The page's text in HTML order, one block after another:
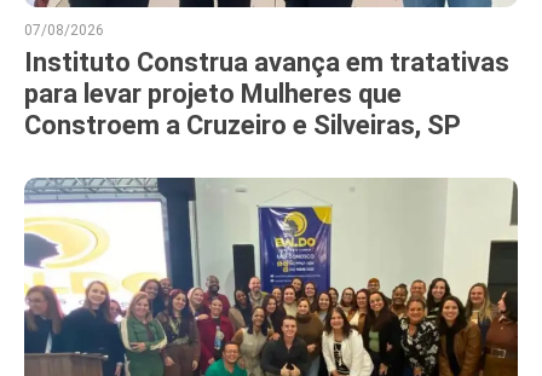
07/08/2026
Instituto Construa avança em tratativas
para levar projeto Mulheres que
Constroem a Cruzeiro e Silveiras, SP